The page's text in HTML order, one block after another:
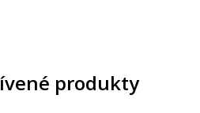
produkty